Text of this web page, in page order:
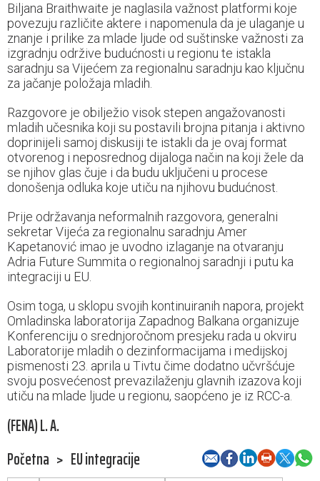
Biljana Braithwaite je naglasila važnost platformi koje
povezuju različite aktere i napomenula da je ulaganje u
znanje i prilike za mlade ljude od suštinske važnosti za
izgradnju održive budućnosti u regionu te istakla
saradnju sa Vijećem za regionalnu saradnju kao ključnu
za jačanje položaja mladih.
Razgovore je obilježio visok stepen angažovanosti
mladih učesnika koji su postavili brojna pitanja i aktivno
doprinijeli samoj diskusiji te istakli da je ovaj format
otvorenog i neposrednog dijaloga način na koji žele da
se njihov glas čuje i da budu uključeni u procese
donošenja odluka koje utiču na njihovu budućnost.
Prije održavanja neformalnih razgovora, generalni
sekretar Vijeća za regionalnu saradnju Amer
Kapetanović imao je uvodno izlaganje na otvaranju
Adria Future Summita o regionalnoj saradnji i putu ka
integraciji u EU.
Osim toga, u sklopu svojih kontinuiranih napora, projekt
Omladinska laboratorija Zapadnog Balkana organizuje
Konferenciju o srednjoročnom presjeku rada u okviru
Laboratorije mladih o dezinformacijama i medijskoj
pismenosti 23. aprila u Tivtu čime dodatno učvršćuje
svoju posvećenost prevazilaženju glavnih izazova koji
utiču na mlade ljude u regionu, saopćeno je iz RCC-a.
(FENA) L. A.
Početna > EU integracije